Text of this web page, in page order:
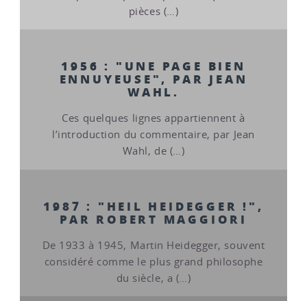
pièces (…)
1956 : "UNE PAGE BIEN
ENNUYEUSE", PAR JEAN
WAHL.
Ces quelques lignes appartiennent à
l’introduction du commentaire, par Jean
Wahl, de (…)
1987 : "HEIL HEIDEGGER !",
PAR ROBERT MAGGIORI
De 1933 à 1945, Martin Heidegger, souvent
considéré comme le plus grand philosophe
du siècle, a (…)